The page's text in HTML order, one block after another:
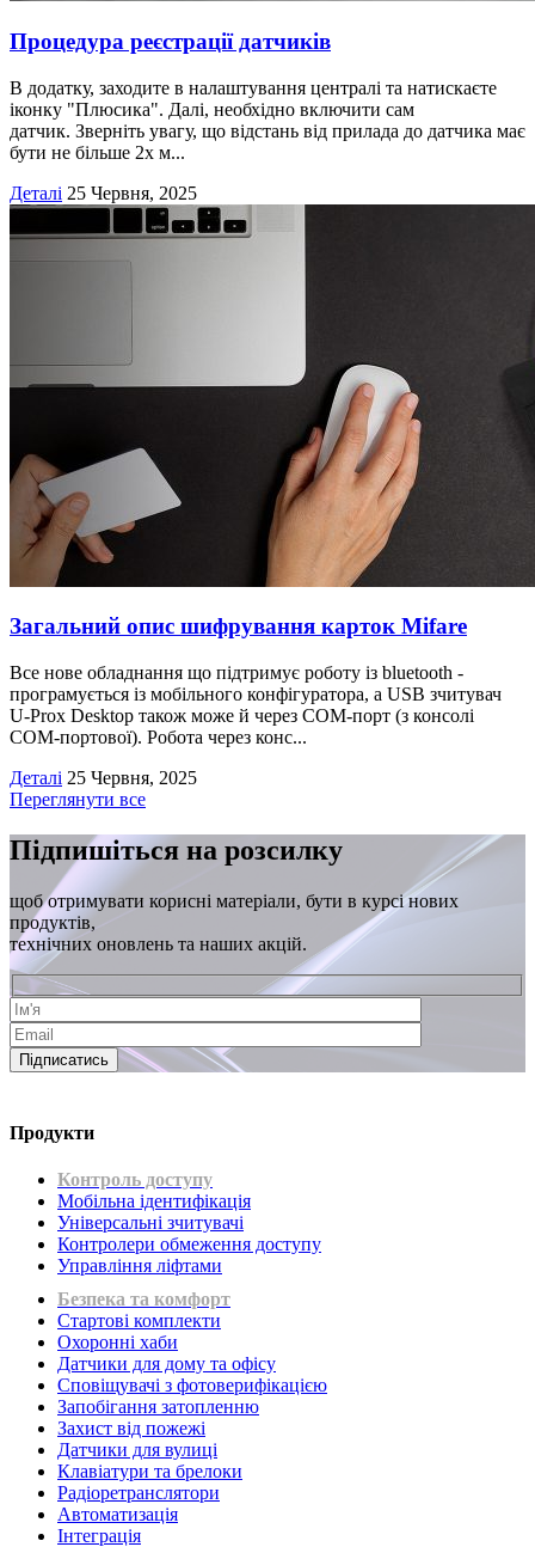
Процедура реєстрації датчиків
В додатку, заходите в налаштування централі та натискаєте
іконку "Плюсика". Далі, необхідно включити сам
датчик. Зверніть увагу, що відстань від прилада до датчика має
бути не більше 2х м...
Деталі 25 Червня, 2025
Загальний опис шифрування карток Mifare
Все нове обладнання що підтримує роботу із bluetooth -
програмується із мобільного конфігуратора, а USB зчитувач
U-Prox Desktop також може й через СОМ-порт (з консолі
СОМ-портової). Робота через конс...
Деталі 25 Червня, 2025
Переглянути все
Підпишіться на розсилку
щоб отримувати корисні матеріали, бути в курсі нових
продуктів,
технічних оновлень та наших акцій.
Підписатись
Продукти
Контроль доступу
Мобільна ідентифікація
Універсальні зчитувачі
Контролери обмеження доступу
Управління ліфтами
Безпека та комфорт
Стартові комплекти
Охоронні хаби
Датчики для дому та офісу
Сповіщувачі з фотоверифікацією
Запобігання затопленню
Захист від пожежі
Датчики для вулиці
Клавіатури та брелоки
Радіоретранслятори
Автоматизація
Інтеграція